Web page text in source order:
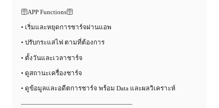
🛜APP Functions🛜
• เริ่มและหยุดการชาร์จผ่านแอพ
• ปรับกระแสไฟ ตามที่ต้องการ
• ตั้งวันและเวลาชาร์จ
• ดูสถานะเครื่องชาร์จ
• ดูข้อมูลและอดีตการชาร์จ พร้อม Data และผลวิเคราะห์
—————————————————–